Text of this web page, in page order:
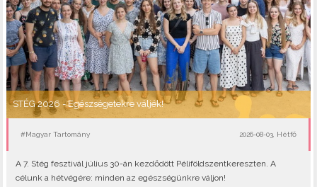
STÉG 2026 - Egészségetekre váljék!
#Magyar Tartomány 2026-08-03, Hétfő
A 7. Stég fesztivál július 30-án kezdődött Péliföldszentkereszten. A
célunk a hétvégére: minden az egészségünkre váljon!